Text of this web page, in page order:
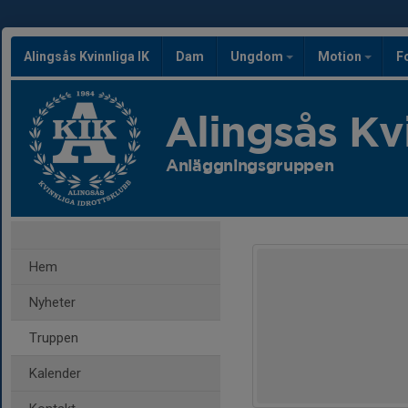
Alingsås Kvinnliga IK Dam Ungdom Motion
Alingsås
Anläggningsgruppen
Hem
Nyheter
Truppen
Kalender